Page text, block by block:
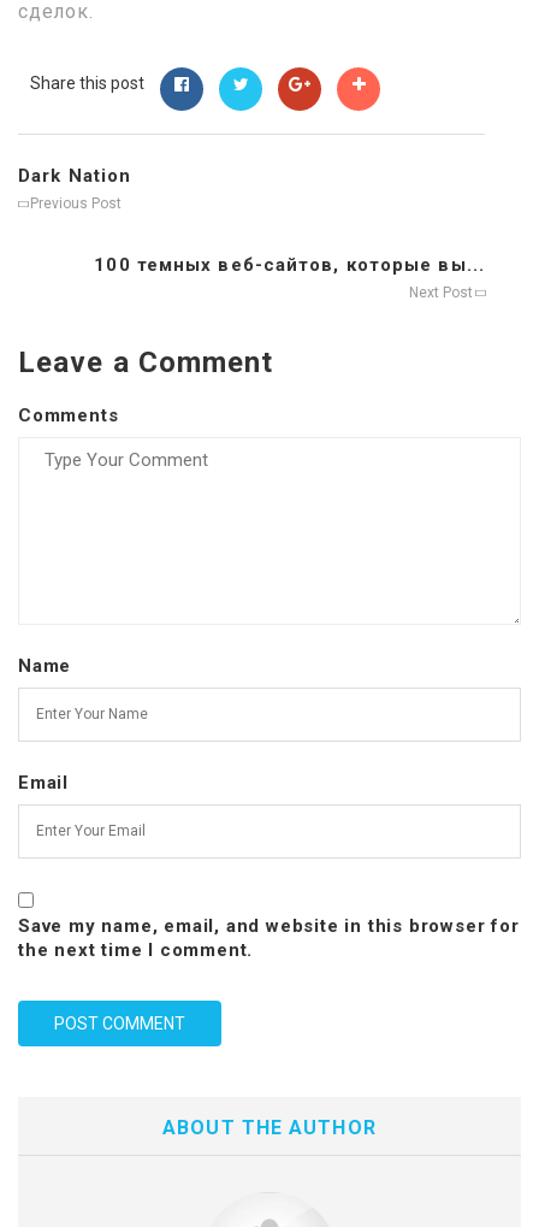
сделок.
Share this post
Dark Nation
Previous Post
100 темных веб-сайтов, которые вы...
Next Post
Leave a Comment
Comments
Name
Email
Save my name, email, and website in this browser for
the next time I comment.
ABOUT THE AUTHOR